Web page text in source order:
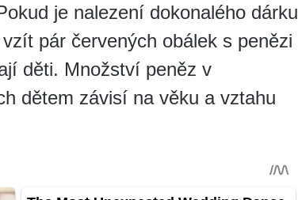
je nalezení dokonalého dárku
pár červených obálek s penězi
děti. Množství peněz v
dětem závisí na věku a vztahu